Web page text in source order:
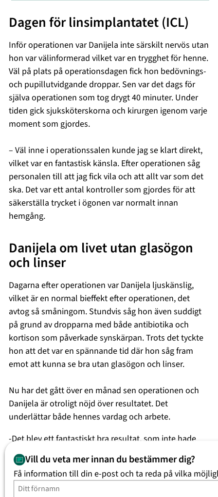
Dagen för linsimplantatet (ICL)
Inför operationen var Danijela inte särskilt nervös utan
hon var välinformerad vilket var en trygghet för henne.
Väl på plats på operationsdagen fick hon bedövnings-
och pupillutvidgande droppar. Sen var det dags för
själva operationen som tog drygt 40 minuter. Under
tiden gick sjuksköterskorna och kirurgen igenom varje
moment som gjordes.
– Väl inne i operationssalen kunde jag se klart direkt,
vilket var en fantastisk känsla. Efter operationen såg
personalen till att jag fick vila och att allt var som det
ska. Det var ett antal kontroller som gjordes för att
säkerställa trycket i ögonen var normalt innan
hemgång.
Danijela om livet utan glasögon
och linser
Dagarna efter operationen var Danijela ljuskänslig,
vilket är en normal bieffekt efter operationen, det
avtog så småningom. Stundvis såg hon även suddigt
på grund av dropparna med både antibiotika och
kortison som påverkade synskärpan. Trots det tyckte
hon att det var en spännande tid där hon såg fram
emot att kunna se bra utan glasögon och linser.
Nu har det gått över en månad sen operationen och
Danijela är otroligt nöjd över resultatet. Det
underlättar både hennes vardag och arbete.
-Det blev ett fantastiskt bra resultat, som inte hade
kunnat bli bättre. Jag sparar så mycket tid med att
slippa linser och glasögon. Under träning så behöver
jag inte vara försiktig med att glasögonen ska ramla av
eller gå sönder och jag kan äntligen dyka och se klart
Vill du veta mer innan du bestämmer dig?
Få information till din e-post och ta reda på vilka